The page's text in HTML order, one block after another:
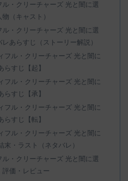
・クリーチャーズ 光と闇に選
（キャスト）
・クリーチャーズ 光と闇に選
あらすじ（ストーリー解説）
フル・クリーチャーズ 光と闇に
らすじ【起】
フル・クリーチャーズ 光と闇に
らすじ【承】
フル・クリーチャーズ 光と闇に
らすじ【転】
フル・クリーチャーズ 光と闇に
末・ラスト（ネタバレ）
・クリーチャーズ 光と闇に選
評価・レビュー